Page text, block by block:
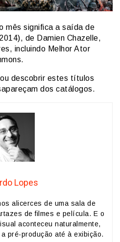
mês significa a saída de
de Damien Chazelle,
incluindo Melhor Ator
descobrir estes títulos
dos catálogos.
Lopes
alicerces de uma sala de
de filmes e película. E o
aconteceu naturalmente,
pré-produção até à exibição.